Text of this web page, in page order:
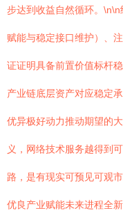
步达到收益自然循环。
赋能与稳定接口维护）、
证证明具备前置价值标杆
产业链底层资产对应稳定
优异极好动力推动期望的
义，网络技术服务越得到
路，是有现实可预见可观
优良产业赋能未来进程全